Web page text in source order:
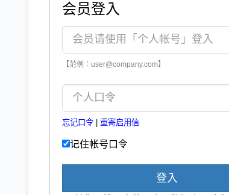
会员登入
【范例：user@company.com】
忘记口令 重寄启用信
记住帐号口令
登入